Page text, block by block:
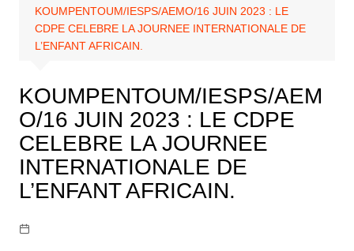
KOUMPENTOUM/IESPS/AEMO/16 JUIN 2023 : LE
CDPE CELEBRE LA JOURNEE INTERNATIONALE DE
L’ENFANT AFRICAIN.
KOUMPENTOUM/IESPS/AEM
O/16 JUIN 2023 : LE CDPE
CELEBRE LA JOURNEE
INTERNATIONALE DE
L’ENFANT AFRICAIN.